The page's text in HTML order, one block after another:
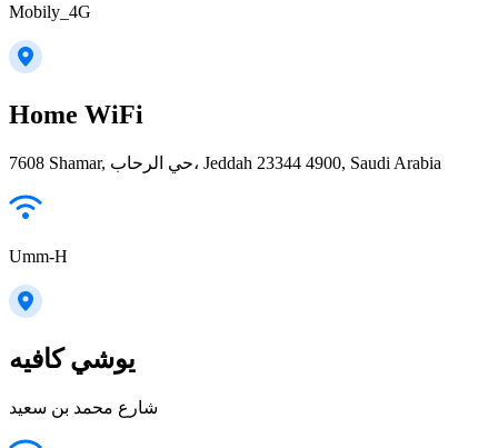
Mobily_4G
Home WiFi
7608 Shamar, حي الرحاب، Jeddah 23344 4900, Saudi Arabia
Umm-H
يوشي كافيه
شارع محمد بن سعيد